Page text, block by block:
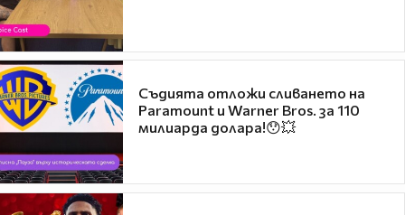
Съдията отложи сливането на
Paramount и Warner Bros. за 110
милиарда долара!😯💥